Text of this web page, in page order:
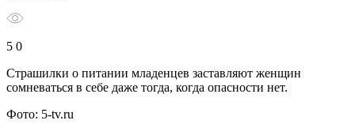
5 0
Страшилки о питании младенцев заставляют женщин
сомневаться в себе даже тогда, когда опасности нет.
Фото: 5-tv.ru